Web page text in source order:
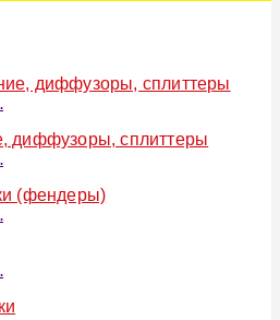
диффузоры, сплиттеры
диффузоры, сплиттеры
(фендеры)